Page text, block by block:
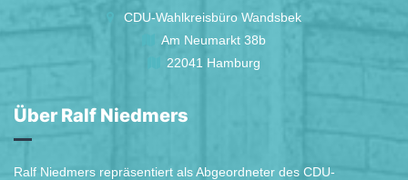
CDU-Wahlkreisbüro Wandsbek
Am Neumarkt 38b
22041 Hamburg
Über Ralf Niedmers
Ralf Niedmers repräsentiert als Abgeordneter des CDU-